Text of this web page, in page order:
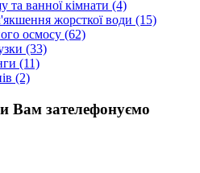
та ванної кімнати (4)
жорсткої води (15)
осмосу (62)
(33)
(11)
(2)
зателефонуємо